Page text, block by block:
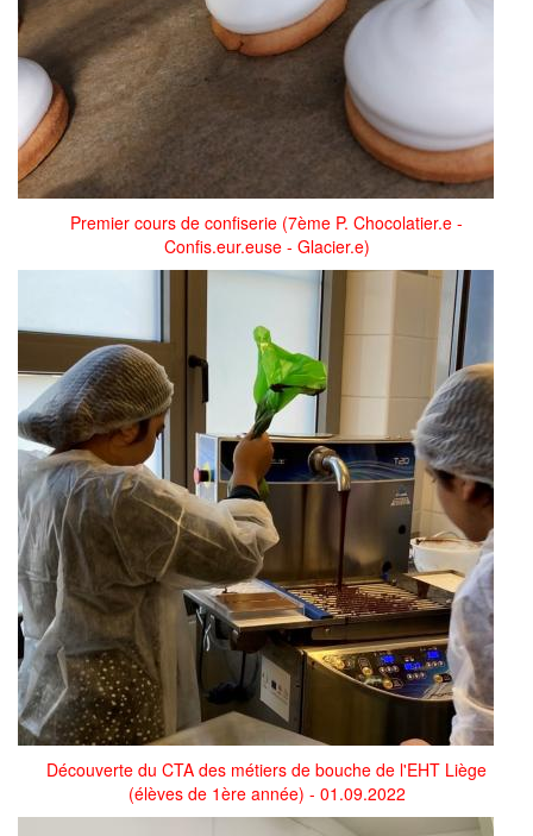
Premier cours de confiserie (7ème P. Chocolatier.e -
Confis.eur.euse - Glacier.e)
image_8.jpeg
Découverte du CTA des métiers de bouche de l'EHT Liège
(élèves de 1ère année) - 01.09.2022